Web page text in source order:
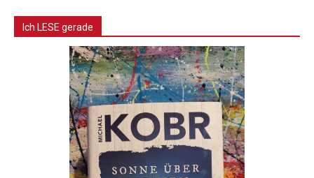
Ich LESE gerade